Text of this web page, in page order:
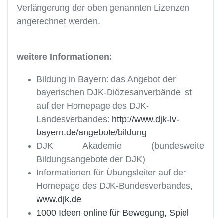
Verlängerung der oben genannten Lizenzen
angerechnet werden.
weitere Informationen:
Bildung in Bayern: das Angebot der
bayerischen DJK-Diözesanverbände ist
auf der Homepage des DJK-
Landesverbandes: http://www.djk-lv-
bayern.de/angebote/bildung
DJK Akademie (bundesweite
Bildungsangebote der DJK)
Informationen für Übungsleiter auf der
Homepage des DJK-Bundesverbandes,
www.djk.de
1000 Ideen online für Bewegung, Spiel